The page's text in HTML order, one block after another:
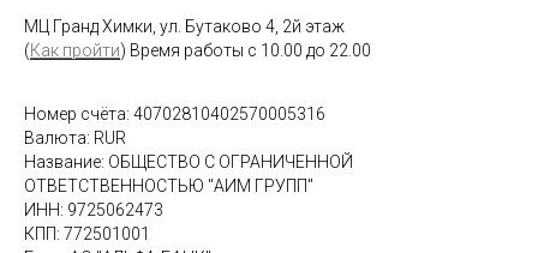
МЦ Гранд Химки, ул. Бутаково 4, 2й этаж
(Как пройти) Время работы с 10.00 до 22.00
Номер счёта: 40702810402570005316
Валюта: RUR
Название: ОБЩЕСТВО С ОГРАНИЧЕННОЙ
ОТВЕТСТВЕННОСТЬЮ "АИМ ГРУПП"
ИНН: 9725062473
КПП: 772501001